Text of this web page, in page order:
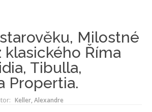
Milostné
klasického Říma
Tibulla,
Propertia.
Keller, Alexandre